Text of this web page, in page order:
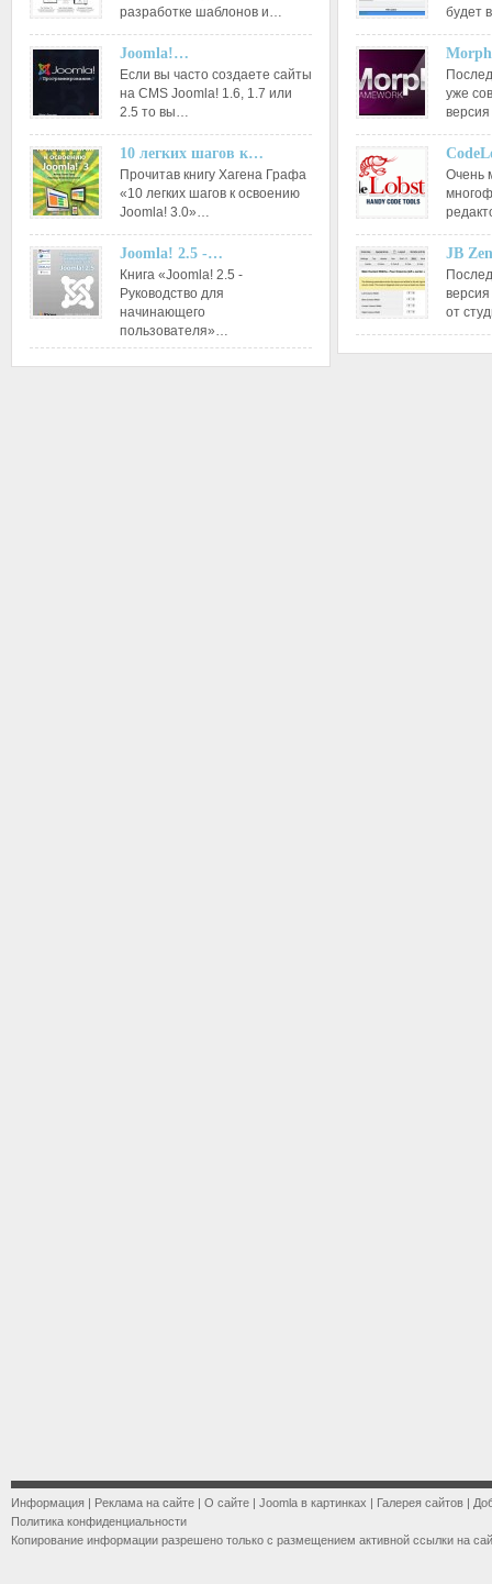
разработке шаблонов и…
Joomla!…
Если вы часто создаете сайты
на CMS Joomla! 1.6, 1.7 или
2.5 то вы…
10 легких шагов к…
Прочитав книгу Хагена Графа
«10 легких шагов к освоению
Joomla! 3.0»…
Joomla! 2.5 -…
Книга «Joomla! 2.5 -
Руководство для
начинающего
пользователя»…
будет
уже
Очень
JB
от
Информация | Реклама на сайте | О сайте | Joomla в картинках | Галерея сайтов |
Политика конфиденциальности
Копирование информации разрешено только с размещением активной ссылки на